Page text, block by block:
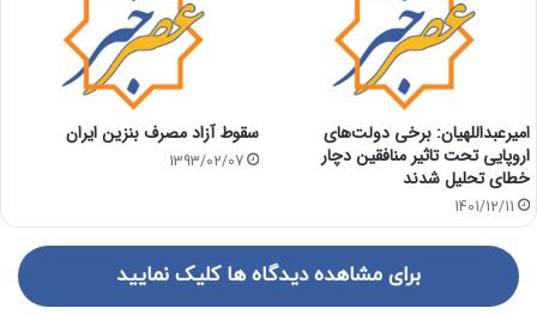
امیرعبداللهیان: برخی دولت‌های
اروپایی تحت تاثیر منافقین دچار
خطای تحلیل شدند
1401/12/11
سقوط آزاد مصرف بنزین ایران
1393/02/07
برای مشاهده دیدگاه ها کلیک نمایید